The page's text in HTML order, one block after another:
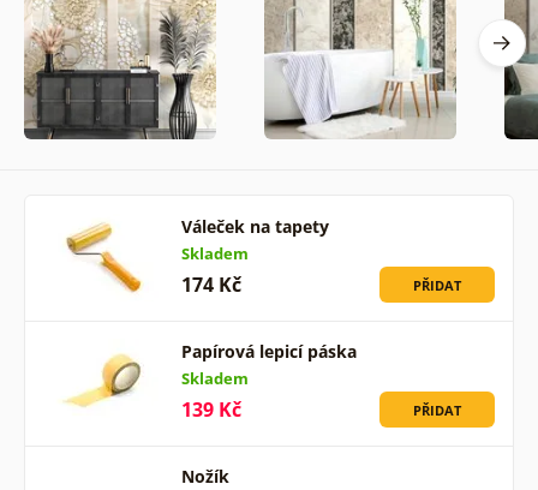
Váleček na tapety
Skladem
174 Kč PŘIDAT
Papírová lepicí páska
Skladem
139 Kč PŘIDAT
Nožík